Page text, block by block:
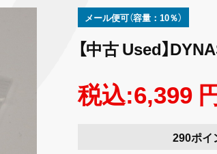
メール便可（容量：10％）
【中古 Used】
税込:6,399
290ポイ